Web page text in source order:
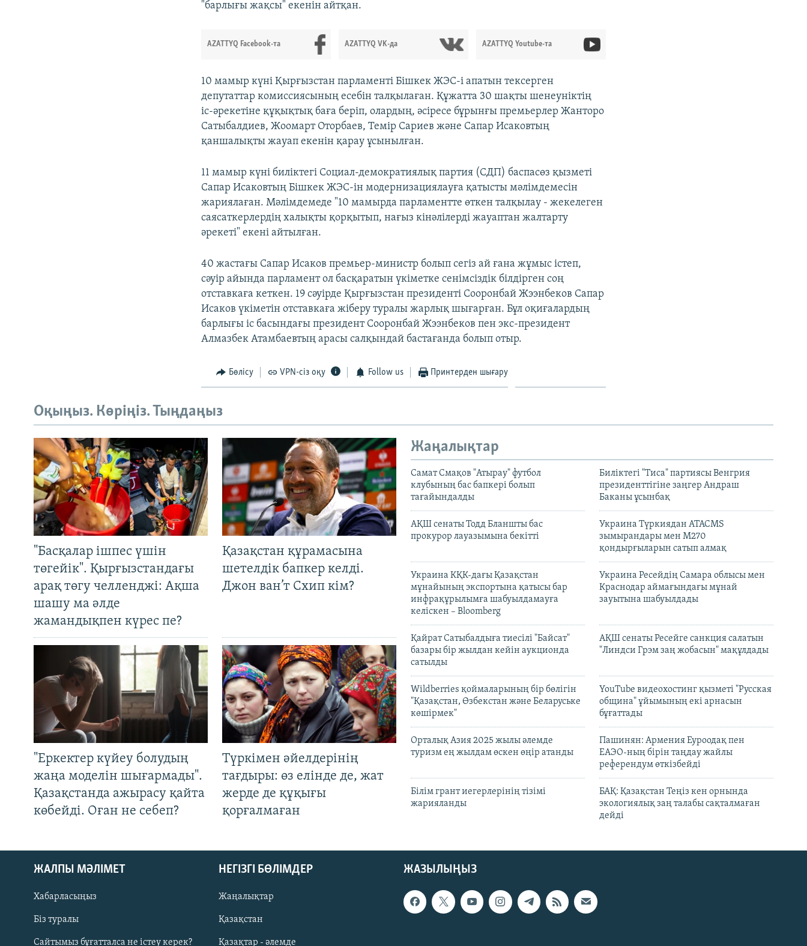
Русский
"барлығы жақсы" екенін айтқан.
AZATTYQ Facebook-та AZATTYQ VK-да AZATTYQ Youtube-та
10 мамыр күні Қырғызстан парламенті Бішкек ЖЭС-і апатын тексерген
депутаттар комиссиясының есебін талқылаған. Құжатта 30 шақты шенеуніктің
іс-әрекетіне құқықтық баға беріп, олардың, әсіресе бұрынғы премьерлер Жанторо
Сатыбалдиев, Жоомарт Оторбаев, Темір Сариев және Сапар Исаковтың
қаншалықты жауап екенін қарау ұсынылған.
11 мамыр күні биліктегі Социал-демократиялық партия (СДП) баспасөз қызметі
Сапар Исаковтың Бішкек ЖЭС-ін модернизациялауға қатысты мәлімдемесін
жариялаған. Мәлімдемеде "10 мамырда парламентте өткен талқылау - жекелеген
саясаткерлердің халықты қорқытып, нағыз кінәлілерді жауаптан жалтарту
әрекеті" екені айтылған.
40 жастағы Сапар Исаков премьер-министр болып сегіз ай ғана жұмыс істеп,
сәуір айында парламент ол басқаратын үкіметке сенімсіздік білдірген соң
отставкаға кеткен. 19 сәуірде Қырғызстан президенті Сооронбай Жээнбеков Сапар
Исаков үкіметін отставкаға жіберу туралы жарлық шығарған. Бұл оқиғалардың
барлығы іс басындағы президент Сооронбай Жээнбеков пен экс-президент
Алмазбек Атамбаевтың арасы салқындай бастағанда болып отыр.
Бөлісу VPN-сіз оқу Follow us Принтерден шығару
Оқыңыз. Көріңіз. Тыңдаңыз
"Басқалар ішпес үшін
төгейік". Қырғызстандағы
арақ төгу челленджі: Ақша
шашу ма әлде
жамандықпен күрес пе?
Қазақстан құрамасына
шетелдік бапкер келді.
Джон ван’т Схип кім?
"Еркектер күйеу болудың
жаңа моделін шығармады".
Қазақстанда ажырасу қайта
көбейді. Оған не себеп?
Түркімен әйелдерінің
тағдыры: өз елінде де, жат
жерде де құқығы
қорғалмаған
Жаңалықтар
Самат Смақов "Атырау" футбол
клубының бас бапкері болып
тағайындалды
Биліктегі "Тиса" партиясы Венгрия
президенттігіне заңгер Андраш
Баканы ұсынбақ
АҚШ сенаты Тодд Бланшты бас
прокурор лауазымына бекітті
Украина Түркиядан ATACMS
зымырандары мен M270
қондырғыларын сатып алмақ
Украина КҚК-дағы Қазақстан
мұнайының экспортына қатысы бар
инфрақұрылымға шабуылдамауға
келіскен – Bloomberg
Украина Ресейдің Самара облысы мен
Краснодар аймағындағы мұнай
зауытына шабуылдады
Қайрат Сатыбалдыға тиесілі "Байсат"
базары бір жылдан кейін аукционда
сатылды
АҚШ сенаты Ресейге санкция салатын
"Линдси Грэм заң жобасын" мақұлдады
Wildberries қоймаларының бір бөлігін
"Қазақстан, Өзбекстан және Беларуське
көшірмек"
YouTube видеохостинг қызметі "Русская
община" ұйымының екі арнасын
бұғаттады
Орталық Азия 2025 жылы әлемде
туризм ең жылдам өскен өңір атанды
Пашинян: Армения Еуроодақ пен
ЕАЭО-ның бірін таңдау жайлы
референдум өткізбейді
Білім грант иегерлерінің тізімі
жарияланды
БАҚ: Қазақстан Теңіз кен орнында
экологиялық заң талабы сақталмаған
дейді
ЖАЗЫЛЫҢЫЗ
ЖАЛПЫ МӘЛІМЕТ
Хабарласыңыз
Біз туралы
Сайтымыз бұғатталса не істеу керек?
НЕГІЗГІ БӨЛІМДЕР
Жаңалықтар
Қазақстан
Қазақтар - әлемде